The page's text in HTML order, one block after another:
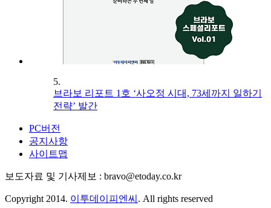
5.
브라보 리포트 1호 ‘사오정 시대, 73세까지 일하기
전략’ 발간
PC버전
공지사항
사이트맵
보도자료 및 기사제보 : bravo@etoday.co.kr
Copyright 2014. 이투데이피엔씨 . All rights reserved